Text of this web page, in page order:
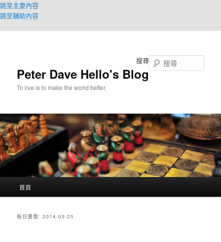
跳至主要內容
跳至輔助內容
Peter Dave Hello's Blog
To live is to make the world better.
搜尋
首頁
每日彙整:2014-05-25